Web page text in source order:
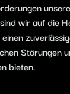
wir auf die
Störungen
bieten.